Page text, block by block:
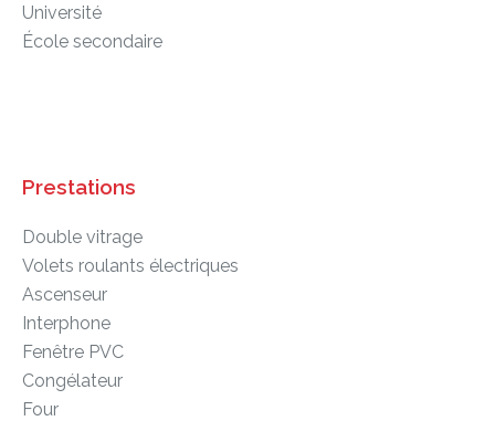
Université
École secondaire
Prestations
Double vitrage
Volets roulants électriques
Ascenseur
Interphone
Fenêtre PVC
Congélateur
Four